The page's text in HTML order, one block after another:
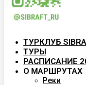
ТУРКЛУБ
ТУРЫ
РАСПИСАНИЕ
О МАРШРУТАХ
Реки